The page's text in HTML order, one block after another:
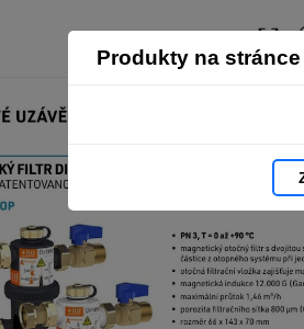
Produkty na stránce